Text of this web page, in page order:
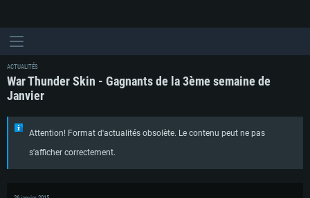
ACTUALITÉS
War Thunder Skin - Gagnants de la 3ème semaine de
Janvier
Attention! Format d'actualités obsolète. Le contenu peut ne pas
s'afficher correctement.